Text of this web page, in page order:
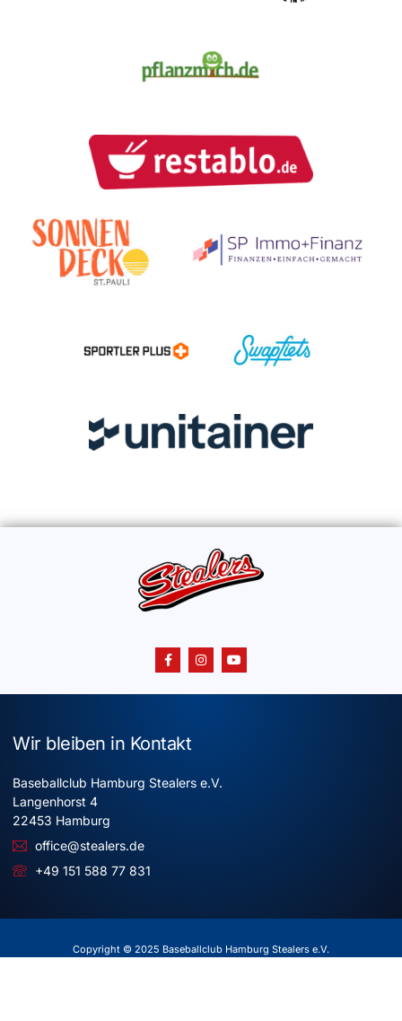
Wir bleiben in Kontakt
Baseballclub Hamburg Stealers e.V.
Langenhorst 4
22453 Hamburg
office@stealers.de
+49 151 588 77 831
Copyright © 2025 Baseballclub Hamburg Stealers e.V.